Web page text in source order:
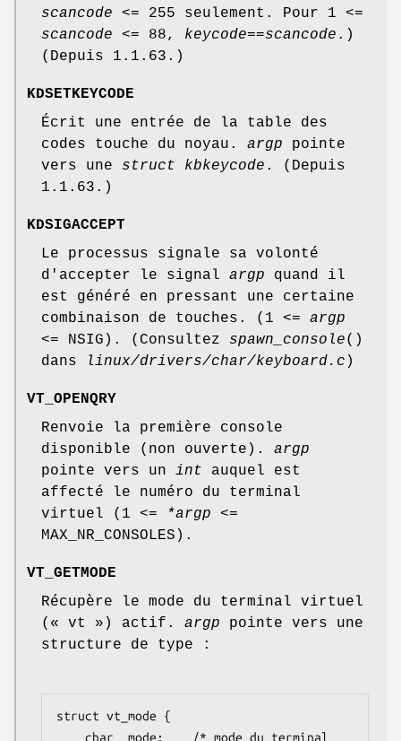
scancode <= 255 seulement. Pour 1 <=
scancode <= 88, keycode==scancode .)
(Depuis 1.1.63.)
KDSETKEYCODE
Écrit une entrée de la table des
codes touche du noyau. argp pointe
vers une struct kbkeycode . (Depuis
1.1.63.)
KDSIGACCEPT
Le processus signale sa volonté
d'accepter le signal argp quand il
est généré en pressant une certaine
combinaison de touches. (1 <= argp
<= NSIG). (Consultez spawn_console()
dans
linux/drivers/char/keyboard.c )
VT_OPENQRY
Renvoie la première console
disponible (non ouverte). argp
pointe vers un int auquel est
affecté le numéro du terminal
virtuel (1 <=
*argp <=
MAX_NR_CONSOLES).
VT_GETMODE
Récupère le mode du terminal virtuel
(« vt ») actif. argp pointe vers une
structure de type :
struct vt_mode {